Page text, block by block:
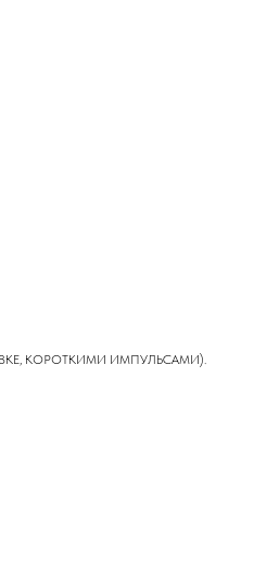
КОРОТКИМИ ИМПУЛЬСАМИ).